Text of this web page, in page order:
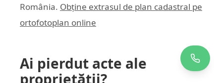
România. Obține extrasul de plan cadastral pe
ortofotoplan online
Ai pierdut acte ale
proprietății?